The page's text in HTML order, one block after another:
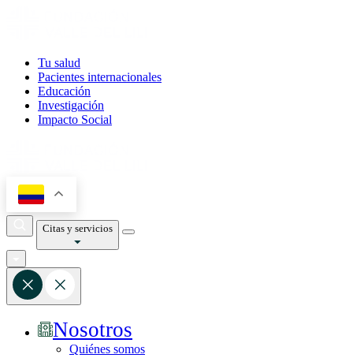
Tu salud
Pacientes internacionales
Educación
Investigación
Impacto Social
Citas y servicios
Nosotros
Quiénes somos